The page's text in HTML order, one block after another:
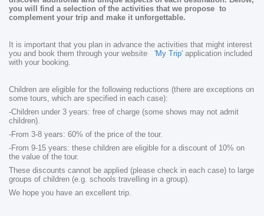
you will find a selection of the activities that we propose to
complement your trip and make it unforgettable.
It is important that you plan in advance the activities that might interest
you and book them through your website 'My Trip' application included
with your booking.
Children are eligible for the following reductions (there are exceptions on
some tours, which are specified in each case):
-Children under 3 years: free of charge (some shows may not admit
children).
-From 3-8 years: 60% of the price of the tour.
-From 9-15 years: these children are eligible for a discount of 10% on
the value of the tour.
These discounts cannot be applied (please check in each case) to large
groups of children (e.g. schools travelling in a group).
We hope you have an excellent trip.